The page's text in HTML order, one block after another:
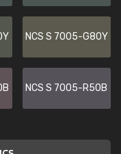
NCS S 7005-G80Y
NCS S 7005-R50B